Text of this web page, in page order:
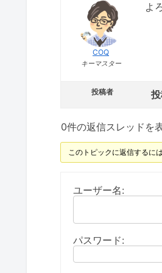
COQ
キーマスター
よ
投稿者
0件の返信スレッドを
このトピックに返信するに
ユーザー名:
パスワード: